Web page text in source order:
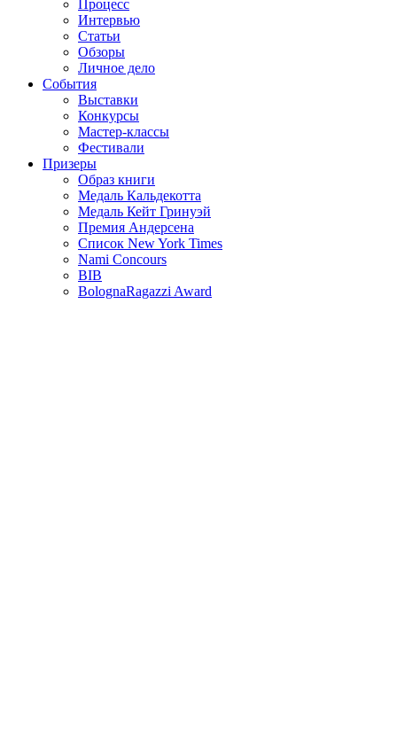
Процесс
Интервью
Статьи
Обзоры
Личное дело
События
Выставки
Конкурсы
Мастер-классы
Фестивали
Призеры
Образ книги
Медаль Кальдекотта
Медаль Кейт Гринуэй
Премия Андерсена
Список New York Times
Nami Concours
BIB
BolognaRagazzi Award